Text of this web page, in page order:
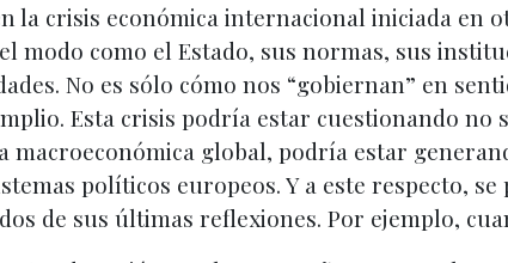
la crisis económica internacional iniciada en
modo como el Estado, sus normas, sus
No es sólo cómo nos “gobiernan” en
Esta crisis podría estar cuestionando
macroeconómica global, podría estar
políticos europeos. Y a este respecto,
de sus últimas reflexiones. Por ejemplo,